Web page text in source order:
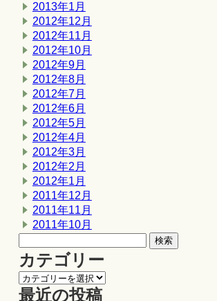
2013年1月
2012年12月
2012年11月
2012年10月
2012年9月
2012年8月
2012年7月
2012年6月
2012年5月
2012年4月
2012年3月
2012年2月
2012年1月
2011年12月
2011年11月
2011年10月
カテゴリー
最近の投稿